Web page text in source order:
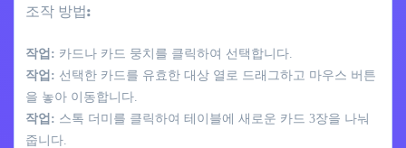
조작 방법:
작업: 카드나 카드 뭉치를 클릭하여 선택합니다.
작업: 선택한 카드를 유효한 대상 열로 드래그하고 마우스 버튼
을 놓아 이동합니다.
작업: 스톡 더미를 클릭하여 테이블에 새로운 카드 3장을 나눠
줍니다.